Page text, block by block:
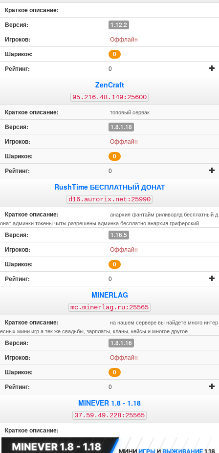
1.12.2
Оффлайн
0
0
ZenCraft
95.216.48.149:25600
топовый сервак
1.8.1.18
Оффлайн
0
0
RushTime БЕСПЛАТНЫЙ ДОНАТ
d16.aurorix.net:25990
анархия фантайм риливорлд бесплатный д
онат админки токены читы разрешены админка бесплатно анархия гриферский
1.16.5
Оффлайн
0
0
MINERLAG
mc.minerlag.ru:25565
на нашем сервере вы найдете много интер
есных мини игр а тек же свадьбы, зарплаты, кланы, кейсы и многое другое
1.8.1.16
Оффлайн
0
0
MINEVER 1.8 - 1.18
37.59.49.228:25565